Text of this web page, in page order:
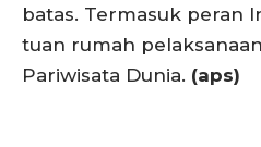
batas. Termasuk peran
tuan rumah
Pariwisata Dunia. (aps)